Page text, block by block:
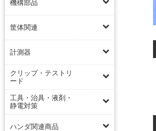
機構部品
筐体関連
計測器
クリップ・テストリ
ード
工具・治具・液剤・
静電対策
ハンダ関連商品